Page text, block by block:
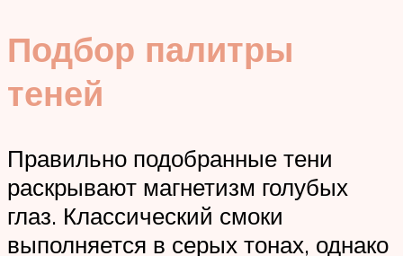
Подбор палитры
теней
Правильно подобранные тени
раскрывают магнетизм голубых
глаз. Классический смоки
выполняется в серых тонах, однако